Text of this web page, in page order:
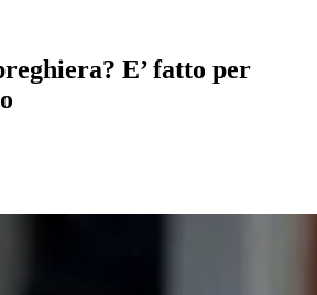
E’ fatto per